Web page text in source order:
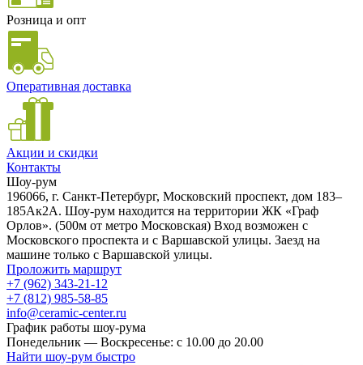
Розница и опт
Оперативная доставка
Акции и скидки
Контакты
Шоу-рум
196066, г. Санкт-Петербург, Московский проспект, дом 183–
185Ак2А. Шоу-рум находится на территории ЖК «Граф
Орлов». (500м от метро Московская) Вход возможен с
Московского проспекта и с Варшавской улицы. Заезд на
машине только с Варшавской улицы.
Проложить маршрут
+7 (962) 343-21-12
+7 (812) 985-58-85
info@ceramic-center.ru
График работы шоу-рума
Понедельник — Воскресенье: с 10.00 до 20.00
Найти шоу-рум быстро